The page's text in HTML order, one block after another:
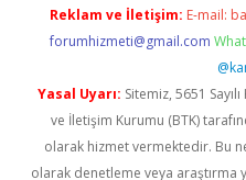
Reklam ve İletişim: E-mail:
forumhizmeti@gmail.com
Yasal Uyarı: Sitemiz, 5651
ve İletişim Kurumu (BTK)
olarak hizmet vermektedir. Bu
olarak denetleme veya araştırma